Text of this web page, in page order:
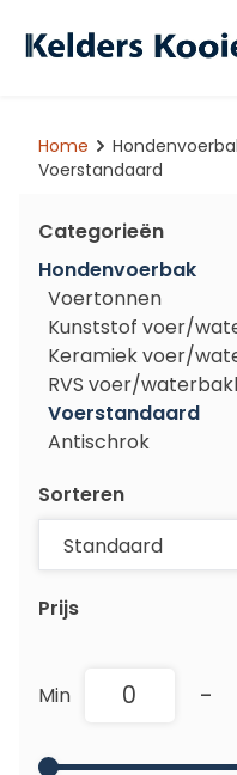
Home
Voerstandaard
Categorieën
Hondenvoerbak
Voertonnen
Kunststof voer/
Keramiek voer/
RVS voer/
Voerstandaard
Antischrok
Sorteren
Prijs
Min -